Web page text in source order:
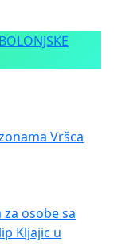
Vršca
osobe sa
Kljajic u